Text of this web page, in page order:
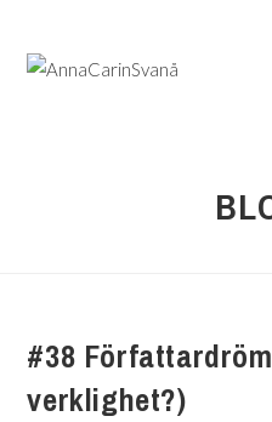
#38
verklighet?)